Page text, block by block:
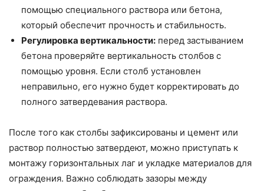
помощью специального раствора или бетона,
который обеспечит прочность и стабильность.
Регулировка вертикальности: перед застыванием
бетона проверяйте вертикальность столбов с
помощью уровня. Если столб установлен
неправильно, его нужно будет корректировать до
полного затвердевания раствора.
После того как столбы зафиксированы и цемент или
раствор полностью затвердеют, можно приступать к
монтажу горизонтальных лаг и укладке материалов для
ограждения. Важно соблюдать зазоры между